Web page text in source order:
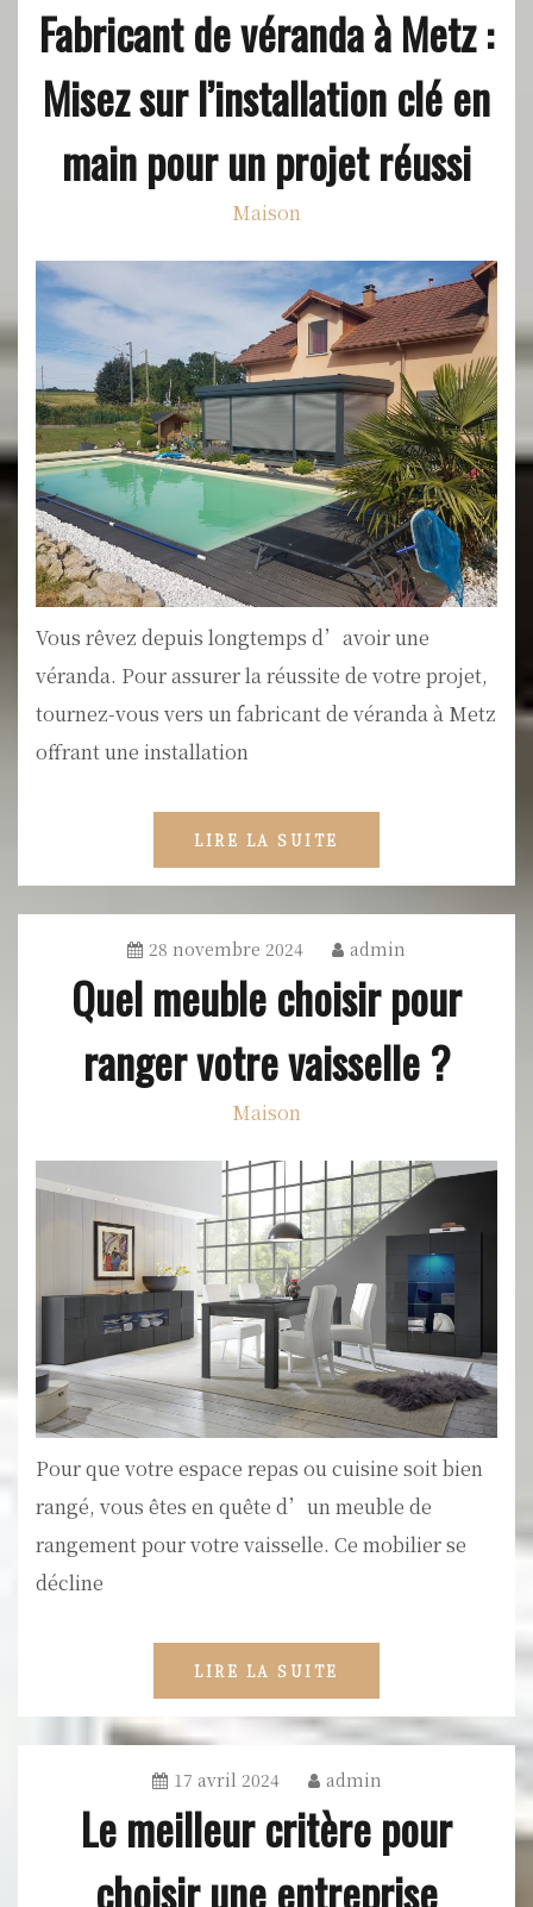
Fabricant de véranda à Metz :
Misez sur l’installation clé en
main pour un projet réussi
Maison
Vous rêvez depuis longtemps d’avoir une
véranda. Pour assurer la réussite de votre projet,
tournez-vous vers un fabricant de véranda à Metz
offrant une installation
LIRE LA SUITE
28 novembre 2024 admin
Quel meuble choisir pour
ranger votre vaisselle ?
Maison
Pour que votre espace repas ou cuisine soit bien
rangé, vous êtes en quête d’un meuble de
rangement pour votre vaisselle. Ce mobilier se
décline
LIRE LA SUITE
17 avril 2024 admin
Le meilleur critère pour
choisir une entreprise